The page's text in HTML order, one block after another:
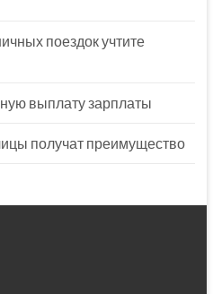
поездок учтите
выплату зарплаты
получат преимущество